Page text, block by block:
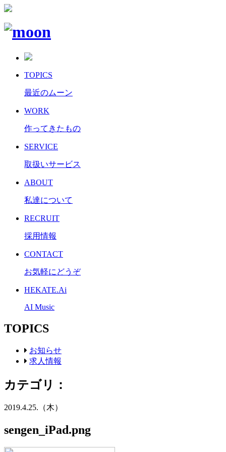
TOPICS
最近のムーン
WORK
作ってきたもの
SERVICE
取扱いサービス
ABOUT
私達について
RECRUIT
採用情報
CONTACT
お気軽にどうぞ
HEKATE.Ai
AI Music
TOPICS
お知らせ
求人情報
カテゴリ：
2019.4.25.（木）
sengen_iPad.png